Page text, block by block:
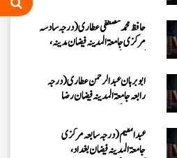
حافظ محمد مصطفٰی عطاری (درجہ سادسہ
مرکزی جامعۃالمدينہ فیضان مدینہ،
ابو برہان عبدالرحمن عطاری (درجہ
رابعہ جامعۃالمدینہ فیضان رضا
عبدالمقیم (درجہ سابعہ مرکزی
جامعۃالمدینہ فیضان بغداد،